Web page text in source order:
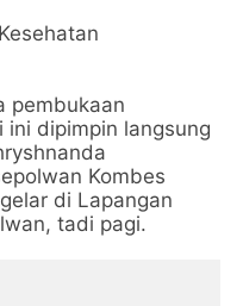
pembukaan
dipimpin langsung
Kombes
di Lapangan
tadi pagi.